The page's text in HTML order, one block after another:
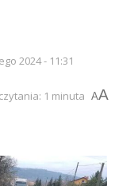
2024 - 11:31
1 minuta
AA